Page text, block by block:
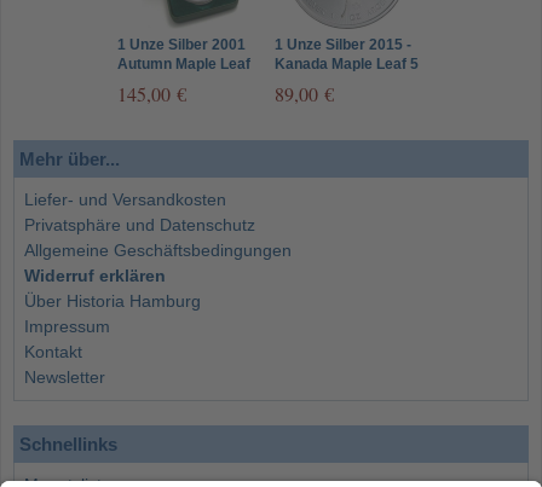
1 Unze Silber 2001
Autumn Maple Leaf
145,00 €
1 Unze Silber 2015 -
Kanada Maple Leaf 5
89,00 €
Mehr über...
Liefer- und Versandkosten
Privatsphäre und Datenschutz
Allgemeine Geschäftsbedingungen
Widerruf erklären
Über Historia Hamburg
Impressum
Kontakt
Newsletter
Schnellinks